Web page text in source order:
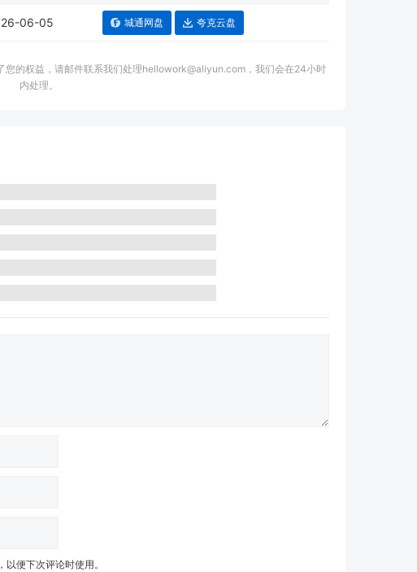
06-05 城通网盘 夸克云盘
您的权益，请邮件联系我们处理hellowork@aliyun.com，我们会在24小时
内处理。
便下次评论时使用。